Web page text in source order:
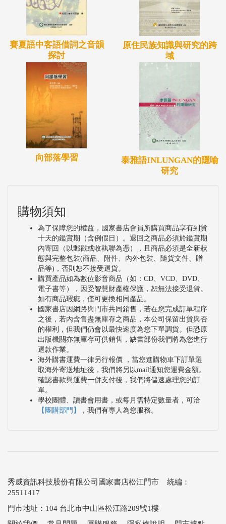
賽夏語中客語借詞之音韻
探討
原住民族知識與研究的跨
域
向部落學習
泰雅語INLUNGAN的隱喻
研究
購物須知
為了保障您的權益，國家書店會員所購買商品享有到貨
十天的鑑賞期（含例假日）。退回之商品必須於鑑賞期
內寄回（以郵戳或收執聯為憑），且商品必須是全新狀
態與完整包裝(商品、附件、內外包裝、隨貨文件、贈
品等)，否則恕不接受退貨。
購買產品如為數位影音商品（如：CD、VCD、DVD、
電子書等），因受智慧財產權保護，恕無法接受退貨。
如有商品瑕疵，僅可更換相同產品。
國家書店因網路與門市共同銷售，若在您完成訂單程序
之後，若內含售盡無庫存之商品，本公司保留出貨與否
的權利，但我們仍會以最快速度為您下單調貨。但恐原
出版機關亦無庫存可供銷售，缺書部份我們將為您進行
退款作業。
海外購書運費一律另行報價 ，當您進購物車下訂單選
取海外寄送地址後，我們將另以mail通知您運費金額。
確認書款與運費一併支付後，我們將儘速處理您的訂
單。
學校團體、讀書會用書，或每月需特定數量者，可洽
【團購部門】
，我們有專人為您服務。
秀威資訊科技股份有限公司國家書店松江門市 統編：
25511417
門市地址：104 台北市中山區松江路209號1樓